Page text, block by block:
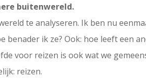
buitenwereld.
te analyseren. Ik ben nu
benader ik ze? Ook: hoe leeft een
voor reizen is ook wat we
reizen.